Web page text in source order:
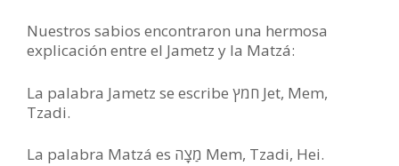
Nuestros sabios encontraron una hermosa
explicación entre el Jametz y la Matzá:
La palabra Jametz se escribe חמץ Jet, Mem,
Tzadi.
La palabra Matzá es מַצָה Mem, Tzadi, Hei.